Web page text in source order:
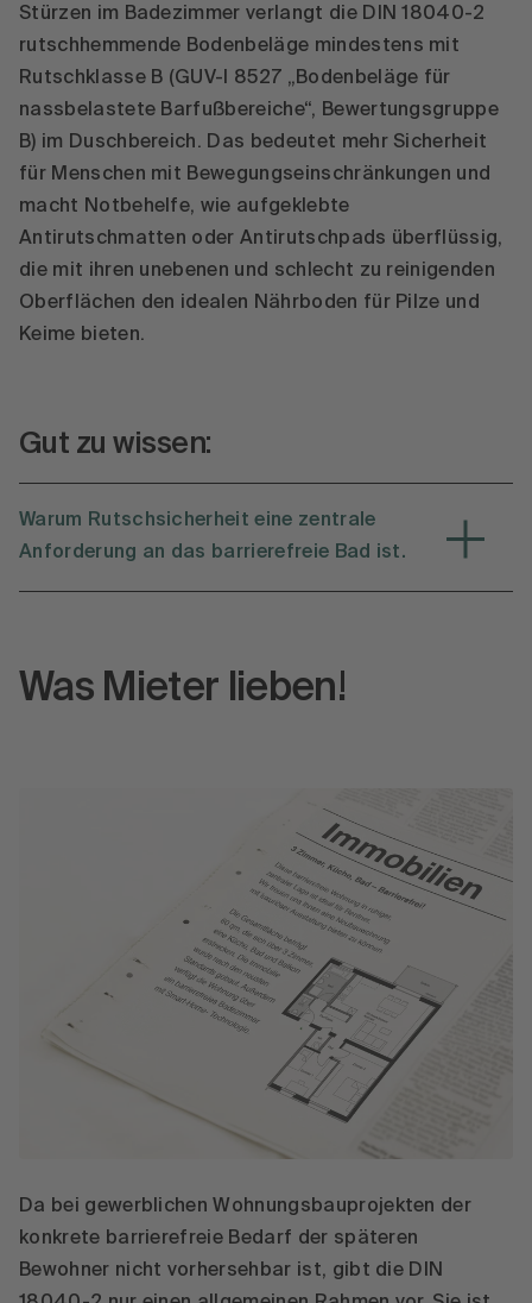
Stürzen im Badezimmer verlangt die DIN 18040-2
rutschhemmende Bodenbeläge mindestens mit
Rutschklasse B (GUV-I 8527 „Bodenbeläge für
nassbelastete Barfußbereiche“, Bewertungsgruppe
B) im Duschbereich. Das bedeutet mehr Sicherheit
für Menschen mit Bewegungseinschränkungen und
macht Notbehelfe, wie aufgeklebte
Antirutschmatten oder Antirutschpads überflüssig,
die mit ihren unebenen und schlecht zu reinigenden
Oberflächen den idealen Nährboden für Pilze und
Keime bieten.
Gut zu wissen:
Warum Rutschsicherheit eine zentrale
Anforderung an das barrierefreie Bad ist.
Was Mieter lieben!
Da bei gewerblichen Wohnungsbauprojekten der
konkrete barrierefreie Bedarf der späteren
Bewohner nicht vorhersehbar ist, gibt die DIN